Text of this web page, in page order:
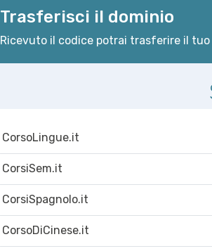
Trasferisci il dominio
Ricevuto il codice potrai trasferire il
CorsoLingue.it
CorsiSem.it
CorsiSpagnolo.it
CorsoDiCinese.it